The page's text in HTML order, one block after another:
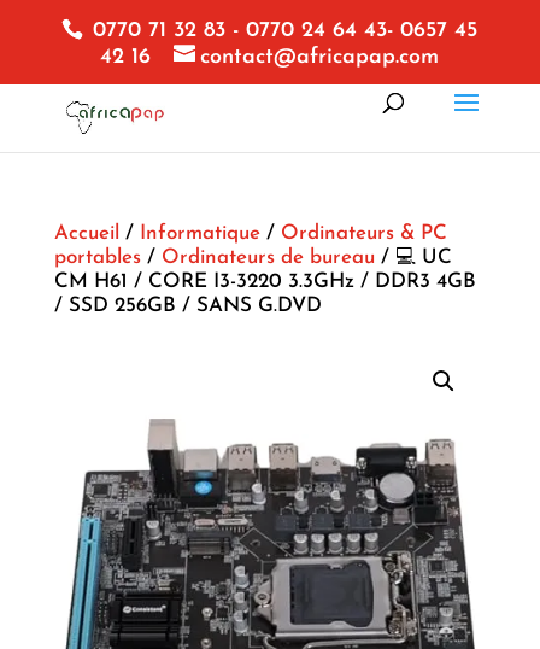
0770 71 32 83 - 0770 24 64 43- 0657 45
42 16
contact@africapap.com
Accueil / Informatique/ Ordinateurs & PC
portables/ Ordinateurs de bureau / 💻 UC
CM H61 / CORE I3-3220 3.3GHz / DDR3 4GB
/ SSD 256GB / SANS G.DVD